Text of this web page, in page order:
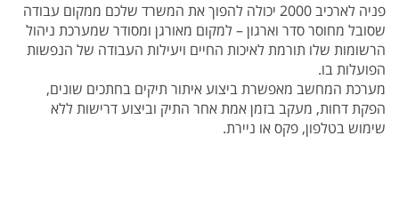
פ
ניה לארכיב 2000 יכולה להפוך את המשרד שלכם ממקום עבודה
שסובל מחוסר סדר וארגון – למקום מאורגן ומסודר שמערכת ניהול
הרשומות שלו תורמת לאיכות החיים ויעילות העבודה של הנפשות
הפועלות בו.
מערכת המחשב מאפשרת ביצוע איתור תיקים בחתכים שונים,
הפקת דחות, מעקב בזמן אמת אחר התיק וביצוע דרישות ללא
שימוש בטלפון, פקס או ניירת.